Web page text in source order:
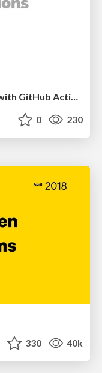
Lightning talk: Run Django tests with GitHub Actions
0 230
330 40k